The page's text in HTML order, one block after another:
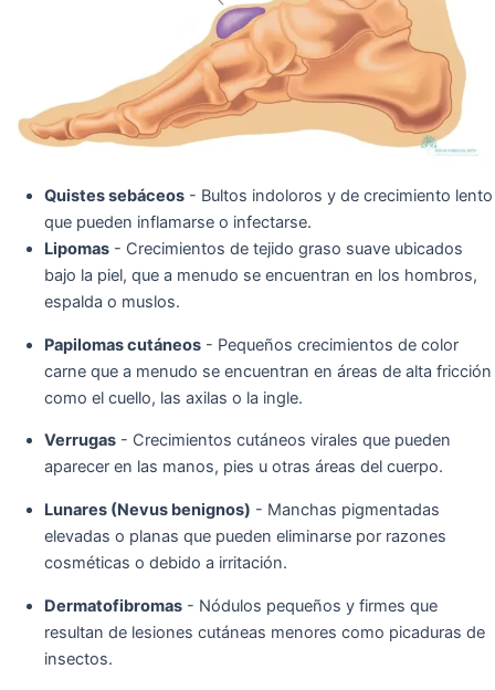
Quistes sebáceos - Bultos indoloros y de crecimiento lento
que pueden inflamarse o infectarse.
Lipomas - Crecimientos de tejido graso suave ubicados
bajo la piel, que a menudo se encuentran en los hombros,
espalda o muslos.
Papilomas cutáneos - Pequeños crecimientos de color
carne que a menudo se encuentran en áreas de alta fricción
como el cuello, las axilas o la ingle.
Verrugas - Crecimientos cutáneos virales que pueden
aparecer en las manos, pies u otras áreas del cuerpo.
Lunares (Nevus benignos) - Manchas pigmentadas
elevadas o planas que pueden eliminarse por razones
cosméticas o debido a irritación.
Dermatofibromas - Nódulos pequeños y firmes que
resultan de lesiones cutáneas menores como picaduras de
insectos.